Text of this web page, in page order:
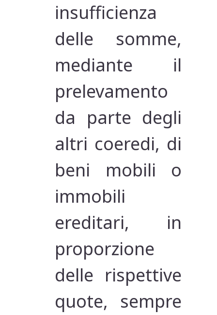
insufficienza
delle somme,
mediante il
prelevamento
da parte degli
altri coeredi, di
beni mobili o
immobili
ereditari, in
proporzione
delle rispettive
quote, sempre